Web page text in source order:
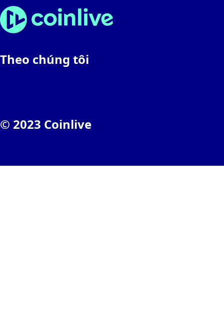
Theo chúng tôi
© 2023 Coinlive